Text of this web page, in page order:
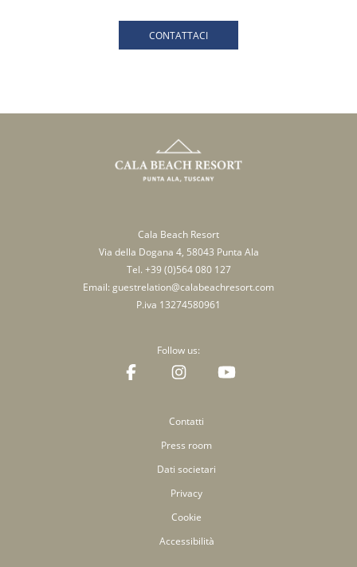
CONTATTACI
Cala Beach Resort
Via della Dogana 4, 58043 Punta Ala
Tel. +39 (0)564 080 127
Email: guestrelation@calabeachresort.com
P.iva 13274580961
Follow us:
Contatti
Press room
Dati societari
Privacy
Cookie
Accessibilità